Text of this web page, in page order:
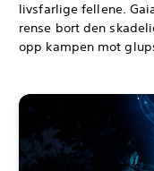
livsfarlige fellene.
rense bort den
opp kampen mot